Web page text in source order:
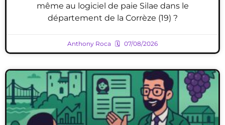
même au logiciel de paie Silae dans le
département de la Corrèze (19) ?
Anthony Roca 07/08/2026